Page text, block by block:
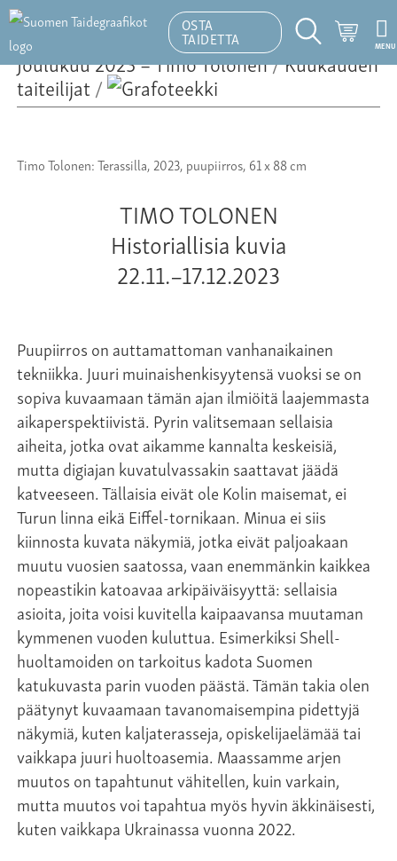
OSTA
TAIDETTA
Hakutoiminto
MENU
Joulukuu 2023 – Timo Tolonen/Kuukauden
taiteilijat/
Timo Tolonen: Terassilla, 2023, puupiirros, 61 x 88 cm
TIMO TOLONEN
Historiallisia kuvia
22.11.–17.12.2023
Puupiirros on auttamattoman vanhanaikainen
tekniikka. Juuri muinaishenkisyytensä vuoksi se on
sopiva kuvaamaan tämän ajan ilmiöitä laajemmasta
aikaperspektiivistä. Pyrin valitsemaan sellaisia
aiheita, jotka ovat aikamme kannalta keskeisiä,
mutta digiajan kuvatulvassakin saattavat jäädä
katveeseen. Tällaisia eivät ole Kolin maisemat, ei
Turun linna eikä Eiffel-tornikaan. Minua ei siis
kiinnosta kuvata näkymiä, jotka eivät paljoakaan
muutu vuosien saatossa, vaan enemmänkin kaikkea
nopeastikin katoavaa arkipäiväisyyttä: sellaisia
asioita, joita voisi kuvitella kaipaavansa muutaman
kymmenen vuoden kuluttua. Esimerkiksi Shell-
huoltamoiden on tarkoitus kadota Suomen
katukuvasta parin vuoden päästä. Tämän takia olen
päätynyt kuvaamaan tavanomaisempina pidettyjä
näkymiä, kuten kaljaterasseja, opiskelijaelämää tai
vaikkapa juuri huoltoasemia. Maassamme arjen
muutos on tapahtunut vähitellen, kuin varkain,
mutta muutos voi tapahtua myös hyvin äkkinäisesti,
kuten vaikkapa Ukrainassa vuonna 2022.